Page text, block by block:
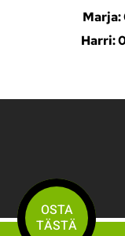
Marja:
Harri:
OSTA
TÄSTÄ